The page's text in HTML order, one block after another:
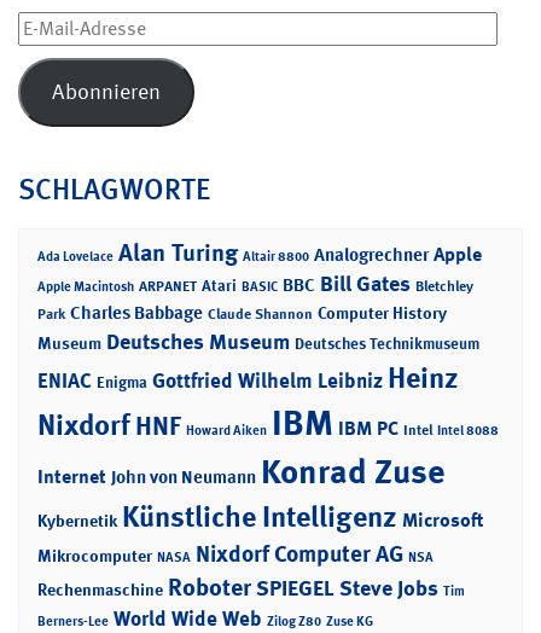
E-
Mail-
Adresse
Abonnieren
SCHLAGWORTE
Ada Lovelace Alan Turing Altair 8800 Analogrechner Apple
Apple Macintosh ARPANET Atari BASIC BBC Bill Gates Bletchley
Park Charles Babbage Claude Shannon Computer History
Museum Deutsches Museum Deutsches Technikmuseum
ENIAC Enigma Gottfried Wilhelm Leibniz Heinz
NixdorfHNF Howard Aiken IBM IBM PC Intel Intel 8088
Internet John von Neumann Konrad Zuse
Kybernetik Künstliche Intelligenz Microsoft
Mikrocomputer NASA Nixdorf Computer AG NSA
Rechenmaschine RoboterSPIEGELSteve Jobs Tim
Berners-Lee World Wide Web Zilog Z80 Zuse KG